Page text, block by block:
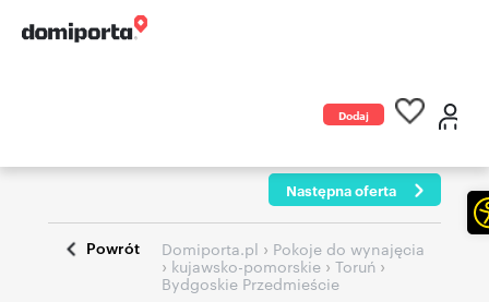
Dodaj
Następna oferta
Powrót Domiporta.pl › Pokoje do wynajęcia
› kujawsko-pomorskie › Toruń ›
Bydgoskie Przedmieście